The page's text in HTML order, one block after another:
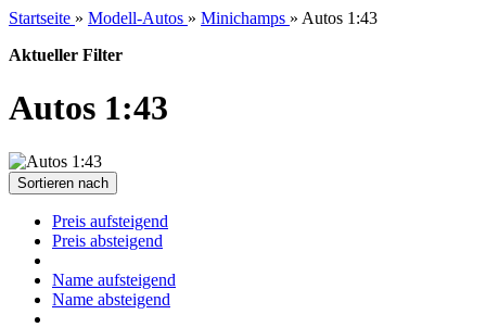
Startseite » Modell-Autos » Minichamps » Autos 1:43
Aktueller Filter
Autos 1:43
Sortieren nach
Preis aufsteigend
Preis absteigend
Name aufsteigend
Name absteigend